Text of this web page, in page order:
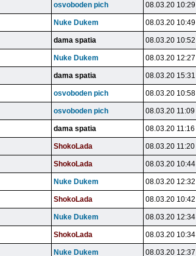
osvoboden pich 08.03.20 10:29
Nuke Dukem 08.03.20 10:49
dama spatia 08.03.20 10:52
Nuke Dukem 08.03.20 12:27
dama spatia 08.03.20 15:31
osvoboden pich 08.03.20 10:58
osvoboden pich 08.03.20 11:09
dama spatia 08.03.20 11:16
ShokoLada 08.03.20 11:20
ShokoLada 08.03.20 10:44
Nuke Dukem 08.03.20 12:32
ShokoLada 08.03.20 10:42
Nuke Dukem 08.03.20 12:34
ShokoLada 08.03.20 10:34
Nuke Dukem 08.03.20 12:37